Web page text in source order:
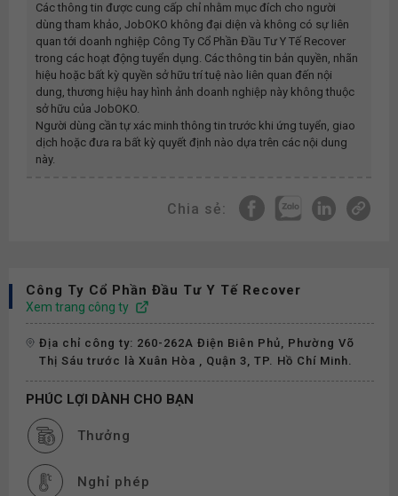
Các thông tin được cung cấp chỉ nhằm mục đích cho người
dùng tham khảo, JobOKO không đại diện và không có sự liên
quan tới doanh nghiệp Công Ty Cổ Phần Đầu Tư Y Tế Recover
trong các hoạt động tuyển dụng. Các thông tin bản quyền, nhãn
hiệu hoặc bất kỳ quyền sở hữu trí tuệ nào liên quan đến nội
dung, thương hiệu hay hình ảnh doanh nghiệp này không thuộc
sở hữu của JobOKO.
Người dùng cần tự xác minh thông tin trước khi ứng tuyển, giao
dịch hoặc đưa ra bất kỳ quyết định nào dựa trên các nội dung
này.
Chia sẻ:
Công Ty Cổ Phần Đầu Tư Y Tế Recover
Xem trang công ty
Địa chỉ công ty: 260-262A Điện Biên Phủ, Phường Võ
Thị Sáu trước là Xuân Hòa , Quận 3, TP. Hồ Chí Minh.
PHÚC LỢI DÀNH CHO BẠN
Thưởng
Nghỉ phép